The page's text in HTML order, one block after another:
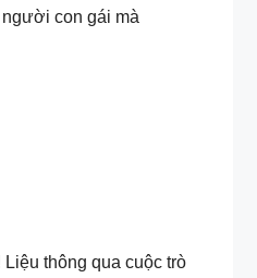
người con gái mà
thông qua cuộc trò